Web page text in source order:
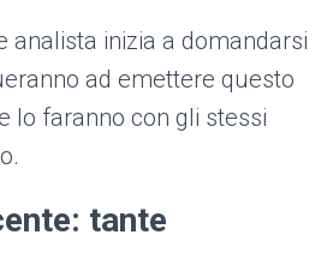
analista inizia a domandarsi
ad emettere questo
lo faranno con gli stessi
tante